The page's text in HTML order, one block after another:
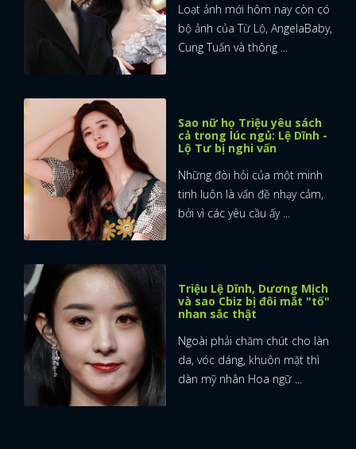
Loạt ảnh mới hôm nay còn có
bộ ảnh của Từ Lộ, AngelaBaby,
Cung Tuấn và thông ...
Sao nữ họ Triệu yêu sách
cả trong lúc ngủ: Lệ Dĩnh -
Lộ Tư bị nghi vấn
Những đòi hỏi của một minh
tinh luôn là vấn đề nhạy cảm,
bởi vì các yêu cầu ấy ...
Triệu Lệ Dĩnh, Dương Mịch
và sao Cbiz bị đôi mắt "tố"
nhan sắc thật
Ngoài phải chăm chút cho làn
da, vóc dáng, khuôn mặt thì
dàn mỹ nhân Hoa ngữ ...